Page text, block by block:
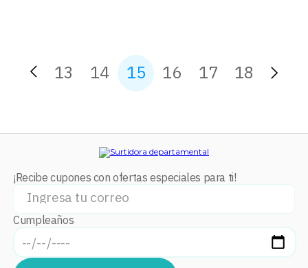
13 14 15 16 17 18
¡Recibe cupones con ofertas especiales para ti!
Cumpleaños